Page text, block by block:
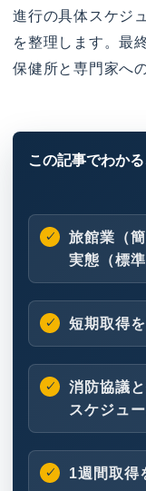
進行の具体スケジ
を整理します。最
保健所と専門家へ
旅館業（
実態（標準
短期取得
消防協議
スケジュ
1週間取得